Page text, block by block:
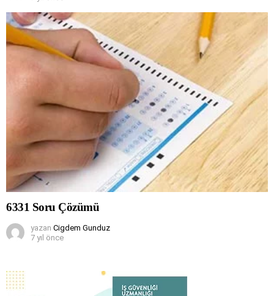
6331 Soru Çözümü
yazan Cigdem Gunduz
7 yıl önce